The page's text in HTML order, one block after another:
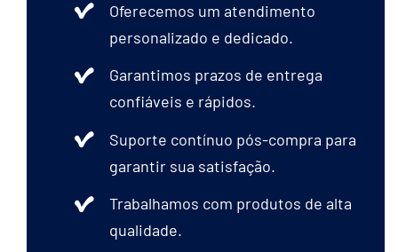
Oferecemos um atendimento
personalizado e dedicado.
Garantimos prazos de entrega
confiáveis e rápidos.
Suporte contínuo pós-compra para
garantir sua satisfação.
Trabalhamos com produtos de alta
qualidade.